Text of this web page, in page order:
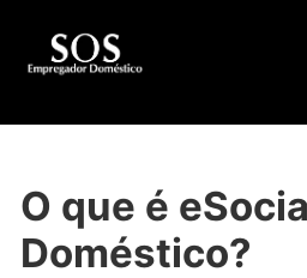
O que é
Doméstico?